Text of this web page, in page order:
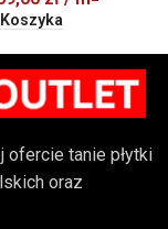
ofercie tanie płytki
oraz